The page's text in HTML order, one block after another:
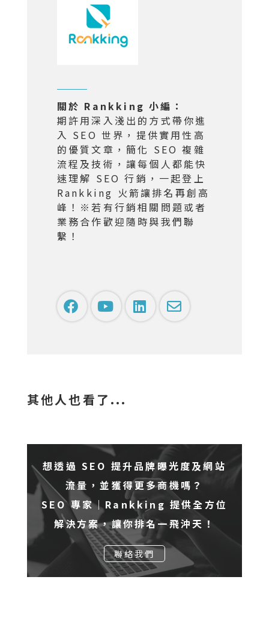
關於 Rankking 小編：
期許用深入淺出的方式帶你進
入 SEO 世界，提供實用性高
的優質文章，簡化 SEO 複雜
流程及技術，讓每個人都能快
速理解 SEO 行銷，一起登上
Rankking 火箭讓排名再創高
峰！※若有行銷相關問題或者
業務合作歡迎隨時與我們聯
繫！
其他人也看了...
想透過 SEO 提升品牌曝光度及網站
流量，並獲得更多商機嗎？
SEO 專家｜Rankking 提供全方位
解決方案，讓你排名一飛沖天！
聯絡我們